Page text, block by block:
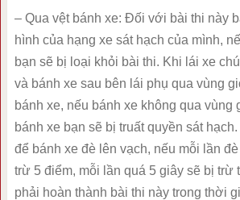
– Qua vệt bánh xe: Đối với bài thi này
hình của hạng xe sát hạch của mình,
bạn sẽ bị loại khỏi bài thi. Khi lái xe
và bánh xe sau bên lái phụ qua vùng
bánh xe, nếu bánh xe không qua vùng
bánh xe bạn sẽ bị truất quyền sát
để bánh xe đè lên vạch, nếu mỗi lần
trừ 5 điểm, mỗi lần quá 5 giây sẽ bị trừ
phải hoàn thành bài thi này trong thời